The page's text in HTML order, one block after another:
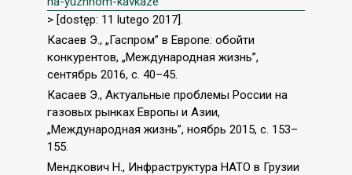
> [dostęp: 11 lutego 2017].
Касаев Э., „Гаспром” в Европе: обойти
конкурентов, „Международная жизнь”,
сентябрь 2016, c. 40–45.
Касаев Э., Актуальные проблемы России на
газовых рынках Европы и Азии,
„Международная жизнь”, ноябрь 2015, c. 153–
155.
Мендкович Н., Инфраструктура НАТО в Грузии